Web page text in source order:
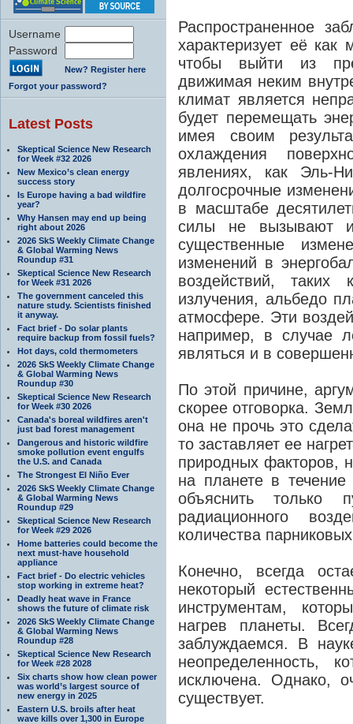
Username
Password
New? Register here
Forgot your password?
Latest Posts
Skeptical Science New Research
for Week #32 2026
New Mexico’s clean energy
success story
Is Europe having a bad wildfire
year?
Why Hansen may end up being
right about 2026
2026 SkS Weekly Climate Change
& Global Warming News
Roundup #31
Skeptical Science New Research
for Week #31 2026
The government canceled this
nature study. Scientists finished
it anyway.
Fact brief - Do solar plants
require backup from fossil fuels?
Hot days, cold thermometers
2026 SkS Weekly Climate Change
& Global Warming News
Roundup #30
Skeptical Science New Research
for Week #30 2026
Canada's boreal wildfires aren't
just bad forest management
Dangerous and historic wildfire
smoke pollution event engulfs
the U.S. and Canada
The Strongest El Niño Ever
2026 SkS Weekly Climate Change
& Global Warming News
Roundup #29
Skeptical Science New Research
for Week #29 2026
Home batteries could become the
next must-have household
appliance
Fact brief - Do electric vehicles
stop working in extreme heat?
Deadly heat wave in France
shows the future of climate risk
2026 SkS Weekly Climate Change
& Global Warming News
Roundup #28
Skeptical Science New Research
for Week #28 2028
Six charts show how clean power
was world’s largest source of
new energy in 2025
Eastern U.S. broils after heat
wave kills over 1,300 in Europe
Распространенное
характеризует её как
чтобы выйти из
движимая неким
климат является
будет перемещать
имея своим
охлаждения
явлениях, как Эль-
долгосрочные
в масштабе
силы не вызывают
существенные
изменений в
воздействий, таких
излучения, альбедо
атмосфере. Эти
например, в случае
являться и в
По этой причине,
скорее отговорка.
она не прочь это
то заставляет ее
природных факторов,
на планете в
объяснить только
радиационного
количества
Конечно, всегда
некоторый
инструментам,
нагрев планеты.
заблуждаемся. В
неопределенность,
исключена. Однако,
существует.